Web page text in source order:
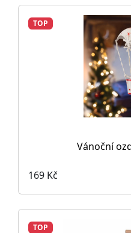
TOP
Vánoční
169 Kč
TOP